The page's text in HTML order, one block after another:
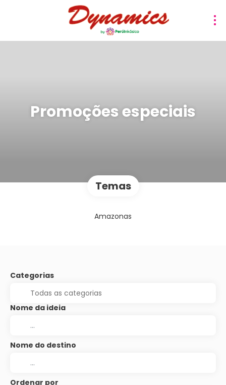
Promoções especiais
Temas
Amazonas
Categorias
Nome da ideia
Nome do destino
Ordenar por